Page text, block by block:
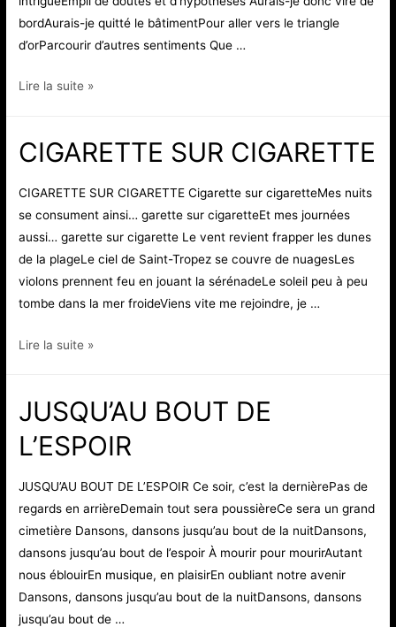
bordAurais-je quitté le bâtimentPour aller vers le triangle
d’orParcourir d’autres sentiments Que …
AMOUREUX
Lire la suite »
CIGARETTE SUR CIGARETTE
CIGARETTE SUR CIGARETTE Cigarette sur cigaretteMes nuits
se consument ainsi… garette sur cigaretteEt mes journées
aussi… garette sur cigarette Le vent revient frapper les dunes
de la plageLe ciel de Saint-Tropez se couvre de nuagesLes
violons prennent feu en jouant la sérénadeLe soleil peu à peu
tombe dans la mer froideViens vite me rejoindre, je …
CIGARETTE
Lire la suite »
JUSQU’AU BOUT DE
L’ESPOIR
JUSQU’AU BOUT DE L’ESPOIR Ce soir, c’est la dernièrePas de
regards en arrièreDemain tout sera poussièreCe sera un grand
cimetière Dansons, dansons jusqu’au bout de la nuitDansons,
dansons jusqu’au bout de l’espoir À mourir pour mourirAutant
nous éblouirEn musique, en plaisirEn oubliant notre avenir
Dansons, dansons jusqu’au bout de la nuitDansons, dansons
jusqu’au bout de …